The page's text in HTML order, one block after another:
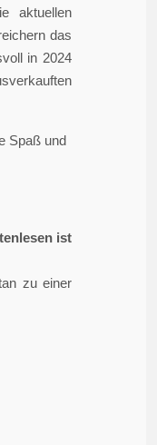
aktuellen
das
in 2024
Spaß und
ist
zu einer